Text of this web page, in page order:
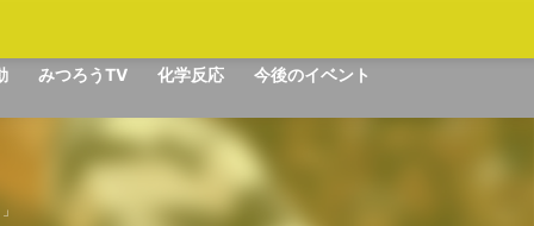
みつろうTV 化学反応 今後のイベント